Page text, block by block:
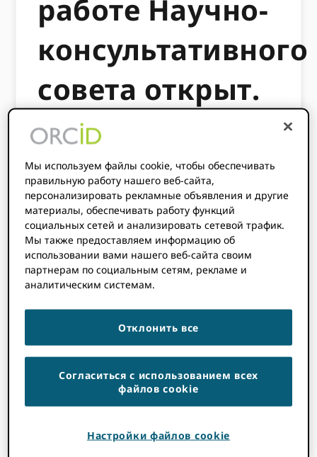
работе Научно-
консультативного
совета открыт.
27 МАЯ 2026
Я рад поделиться с вами захватывающей
возможностью для исследователей
принять участие в... ORCIDУправление:
работа в составе ORCID Консультативный
совет исследователей.
ORCID
Консультативный
совет
исследователей
(ORAC) — прием
заявок открыт
Мы используем файлы cookie, чтобы обеспечивать
правильную работу нашего веб-сайта,
персонализировать рекламные объявления и другие
материалы, обеспечивать работу функций
социальных сетей и анализировать сетевой трафик.
Мы также предоставляем информацию об
использовании вами нашего веб-сайта своим
партнерам по социальным сетям, рекламе и
аналитическим системам.
Отклонить все
Согласиться с использованием всех
файлов cookie
Настройки файлов cookie